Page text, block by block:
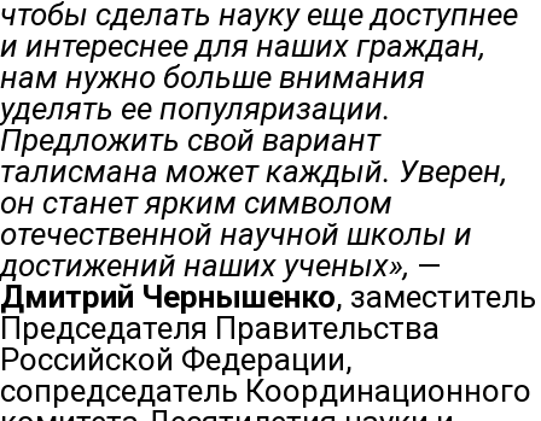
чтобы сделать науку еще доступнее
и интереснее для наших граждан,
нам нужно больше внимания
уделять ее популяризации.
Предложить свой вариант
талисмана может каждый. Уверен,
он станет ярким символом
отечественной научной школы и
достижений наших ученых», —
Дмитрий Чернышенко, заместитель
Председателя Правительства
Российской Федерации,
сопредседатель Координационного